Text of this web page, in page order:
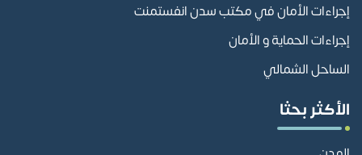
إجراءات الأمان في مكتب سدن انفستمنت
إجراءات الحماية و الأمان
الساحل الشمالي
الأكثر بحثا